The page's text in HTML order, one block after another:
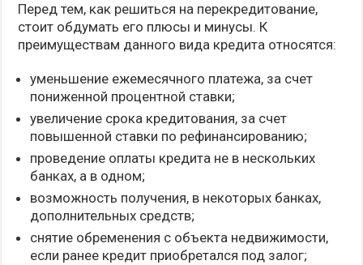
Перед тем, как решиться на перекредитование,
стоит обдумать его плюсы и минусы. К
преимуществам данного вида кредита относятся:
уменьшение ежемесячного платежа, за счет
пониженной процентной ставки;
увеличение срока кредитования, за счет
повышенной ставки по рефинансированию;
проведение оплаты кредита не в нескольких
банках, а в одном;
возможность получения, в некоторых банках,
дополнительных средств;
снятие обременения с объекта недвижимости,
если ранее кредит приобретался под залог;